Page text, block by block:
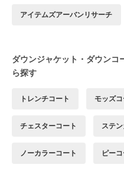
アイテムズアーバンリサーチ
ダウンジャケット・ダウンコ
ら探す
トレンチコート モッズコ
チェスターコート ステ
ノーカラーコート ピー